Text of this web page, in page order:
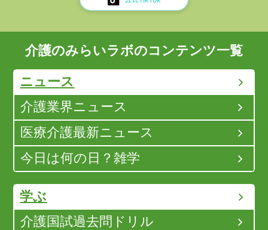
介護のみらいラボのコンテンツ一覧
ニュース
介護業界ニュース
医療介護最新ニュース
今日は何の日？雑学
学ぶ
介護国試過去問ドリル